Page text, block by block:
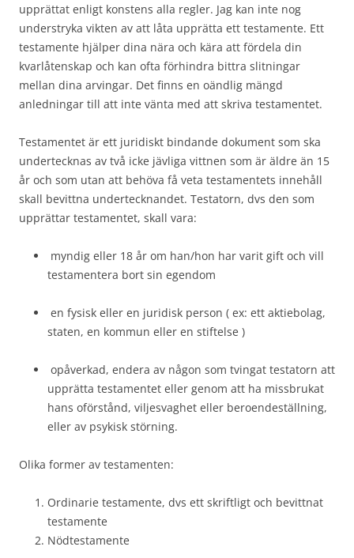
upprättat enligt konstens alla regler. Jag kan inte nog
understryka vikten av att låta upprätta ett testamente. Ett
testamente hjälper dina nära och kära att fördela din
kvarlåtenskap och kan ofta förhindra bittra slitningar
mellan dina arvingar. Det finns en oändlig mängd
anledningar till att inte vänta med att skriva testamentet.
Testamentet är ett juridiskt bindande dokument som ska
undertecknas av två icke jävliga vittnen som är äldre än 15
år och som utan att behöva få veta testamentets innehåll
skall bevittna undertecknandet. Testatorn, dvs den som
upprättar testamentet, skall vara:
myndig eller 18 år om han/hon har varit gift och vill
testamentera bort sin egendom
en fysisk eller en juridisk person ( ex: ett aktiebolag,
staten, en kommun eller en stiftelse )
opåverkad, endera av någon som tvingat testatorn att
upprätta testamentet eller genom att ha missbrukat
hans oförstånd, viljesvaghet eller beroendeställning,
eller av psykisk störning.
Olika former av testamenten:
Ordinarie testamente, dvs ett skriftligt och bevittnat
testamente
Nödtestamente